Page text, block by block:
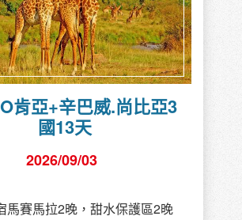
肯亞+辛巴威.尚比亞3
國13天
2026/09/03
馬賽馬拉2晚，甜水保護區2晚